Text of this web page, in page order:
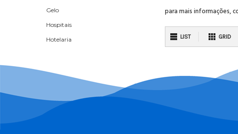
Gelo
Hospitais
Hotelaria
Lavagem de Janelas
Lavanderia
para mais informações,
LIST GRID